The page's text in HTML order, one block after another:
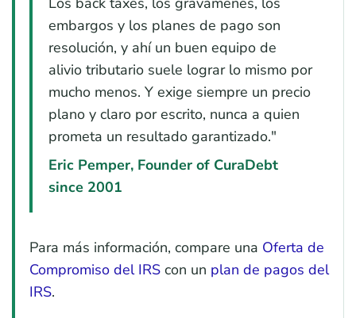
embargos y los planes de pago son
resolución, y ahí un buen equipo de
alivio tributario suele lograr lo mismo por
mucho menos. Y exige siempre un precio
plano y claro por escrito, nunca a quien
prometa un resultado garantizado."
Eric Pemper, Founder of CuraDebt
since 2001
Para más información, compare una Oferta de
Compromiso del IRS con un plan de pagos del
IRS.